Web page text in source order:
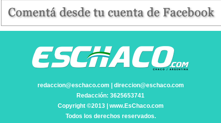
redaccion@eschaco.com | direccion@eschaco.com
Redacción: 3625653741
Copyright ©2013 | www.EsChaco.com
Todos los derechos reservados.